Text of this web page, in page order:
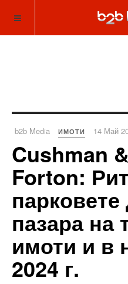
b2b Media ИМОТИ 14 Май
Cushman
Forton:
парковете
пазара на
имоти и в
2024 г.